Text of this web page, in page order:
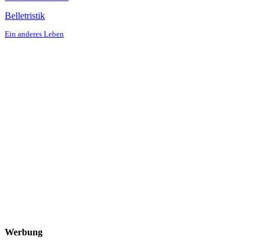
Belletristik
Ein anderes Leben
Werbung